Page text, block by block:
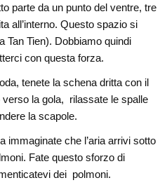
parte da un punto del ventre, tre
all’interno. Questo spazio si
Tien). Dobbiamo quindi
con questa forza.
tenete la schena dritta con il
la gola, rilassate le spalle
la scapole.
immaginate che l’aria arrivi sotto
Fate questo sforzo di
dei polmoni.